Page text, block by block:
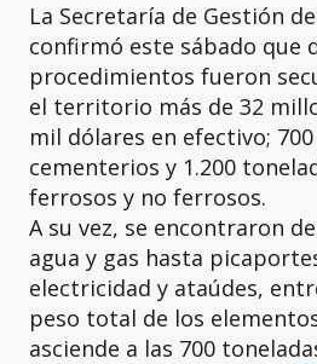
La Secretaría de Gestión
confirmó este sábado que
procedimientos fueron
el territorio más de 32
mil dólares en efectivo;
cementerios y 1.200
ferrosos y no ferrosos.
A su vez, se encontraron
agua y gas hasta
electricidad y ataúdes,
peso total de los
asciende a las 700